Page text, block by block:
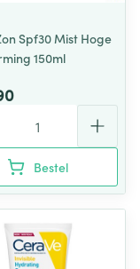
Spf30 Mist Hoge
150ml
Bestel